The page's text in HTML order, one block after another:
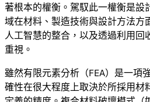
著根本的權衡。駕馭此一權衡是設
域在材料、製造技術與設計方法方
人工智慧的整合，以及透過利用回
重視。
雖然有限元素分析（FEA）是一項
確性在很大程度上取決於所採用材